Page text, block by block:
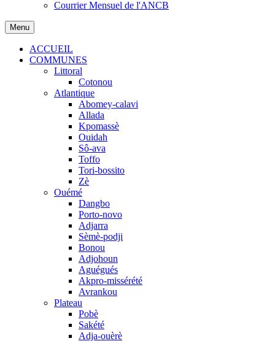
Courrier Mensuel de l'ANCB
Menu
ACCUEIL
COMMUNES
Littoral
Cotonou
Atlantique
Abomey-calavi
Allada
Kpomassè
Ouidah
Sô-ava
Toffo
Tori-bossito
Zè
Ouémé
Dangbo
Porto-novo
Adjarra
Sèmè-podji
Bonou
Adjohoun
Aguégués
Akpro-missérété
Avrankou
Plateau
Pobè
Sakété
Adja-ouèrè